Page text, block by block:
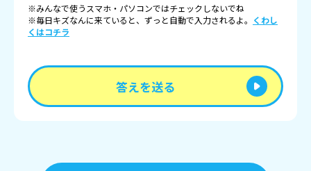
※みんなで使うスマホ・パソコンではチェックしないでね
※毎日キズなんに来ていると、ずっと自動で入力されるよ。 くわし
くはコチラ
答えを送る